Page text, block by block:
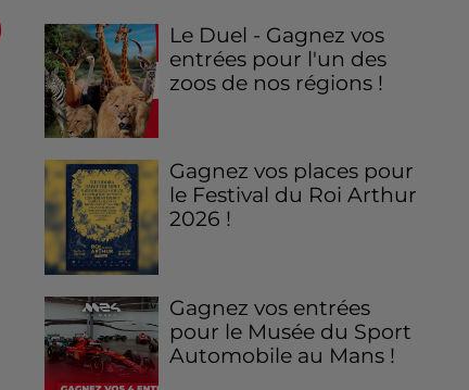
Le Duel - Gagnez vos
entrées pour l'un des
zoos de nos régions !
Gagnez vos places pour
le Festival du Roi Arthur
2026 !
Gagnez vos entrées
pour le Musée du Sport
Automobile au Mans !